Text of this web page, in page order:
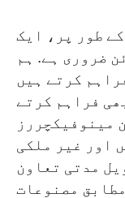
طور پر، ایک
ضروری ہے. ہم
کرتے ہیں
فراہم کرتے
مینوفیکچررز
اور غیر ملکی
مدتی تعاون
مصنوعات